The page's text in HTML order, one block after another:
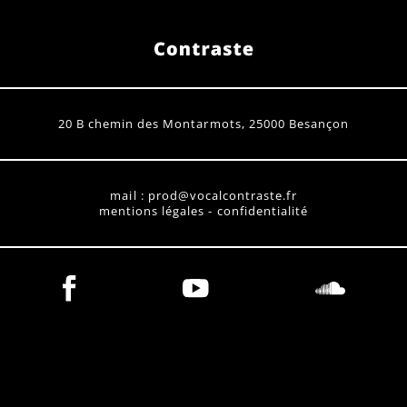
agenda
contact
20 B chemin des Montarmots, 25000 Besançon
mail : prod@vocalcontraste.fr
mentions légales - confidentialité